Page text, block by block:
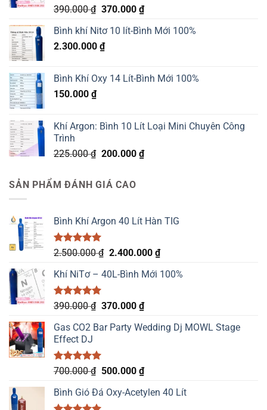
Được xếp
5.00
5 sao
390.000₫ Giá
là:
390.000 ₫.
370.000 ₫Giá
tại
Bình khí Nitơ 10 lít-Bình Mới 100%
2.300.000 ₫
Bình Khí Oxy 14 Lít-Bình Mới 100%
150.000 ₫
Khí Argon: Bình 10 Lít Loại Mini Chuyên Công
Trình
225.000₫ Giá
là:
225.000 ₫.
200.000 ₫Giá
SẢN PHẨM ĐÁNH GIÁ CAO
Bình Khí Argon 40 Lít Hàn TIG
Được xếp
5 sao
2.500.000₫ Giá
là:
2.400.000 ₫Giá
tại
Khí NiTơ – 40L-Bình Mới 100%
Được xếp
5.00
5 sao
390.000₫ Giá
là:
370.000 ₫Giá
tại
Gas CO2 Bar Party Wedding Dj MOWL Stage
Effect DJ
Được xếp
5.00
5 sao
700.000₫ Giá
là:
500.000 ₫Giá
tại
Bình Gió Đá Oxy-Acetylen 40 Lít